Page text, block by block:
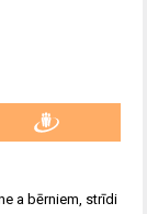
a bērniem, strīdi